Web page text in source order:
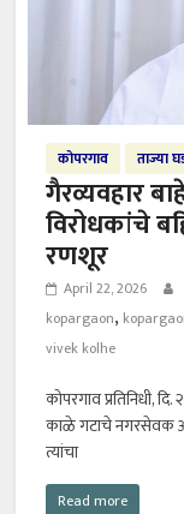
कोपरगाव ताज्या
गैरव्यवहार
विरोधकांचे
रणशूर
April 22, 2026
kopargaon,
vivek kolhe
कोपरगाव प्रतिनिधी,
काळे गटाचे नगरसेवक
त्यांचा
Read more